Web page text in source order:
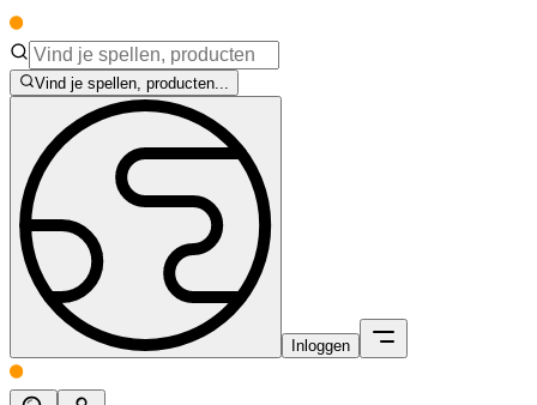
Vind je spellen, producten...
Inloggen